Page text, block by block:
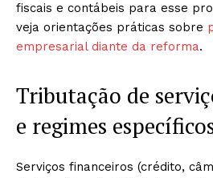
fiscais e contábeis para esse
veja orientações práticas sobre
empresarial diante da reforma.
Tributação de
e regimes
Serviços financeiros (crédito,